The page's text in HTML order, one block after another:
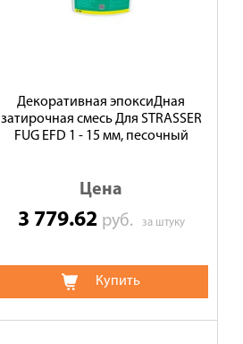
Декоративная эпоксиДная
затирочная смесь Для STRASSER
FUG EFD 1 - 15 мм, песочный
Цена
3 779.62 руб. за штуку
Купить